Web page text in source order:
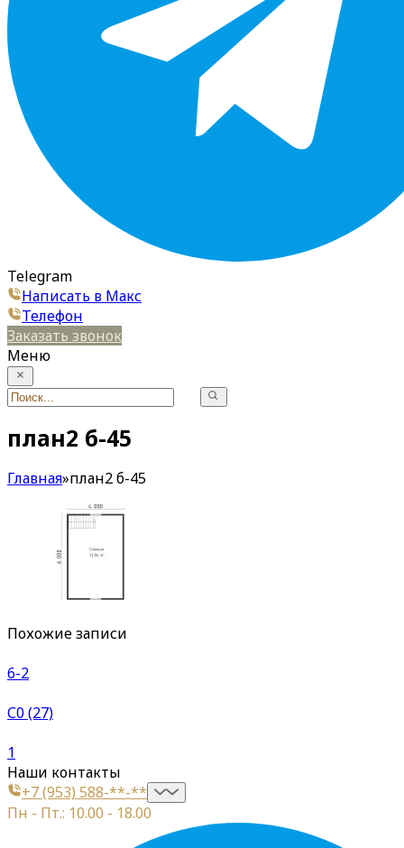
Telegram
Написать в Макс
Телефон
Заказать звонок
Меню
план2 б-45
Главная»план2 б-45
Похожие записи
6-2
С0 (27)
1
Наши контакты
+7 (953) 588-**-**
Пн - Пт.: 10.00 - 18.00